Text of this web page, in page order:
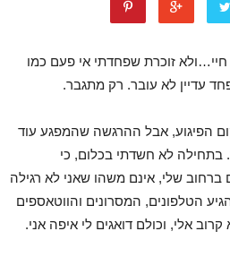
חיי…ולא זוכרת שפחדתי אי פעם כמו
עדיין לא עובר. רק מתגבר.
הפיגוע, אבל ההרגשה שהמפגע עוד
בתחילה לא חשדתי בכלום, כי
שלי, אינם משהו שאני לא רגילה
הטלפונים, המסרונים והווטאספים
אלי, וכולם דואגים לי איפה אני.